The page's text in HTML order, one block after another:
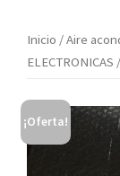
Inicio /Aire
ELECTRONICAS
¡Oferta!